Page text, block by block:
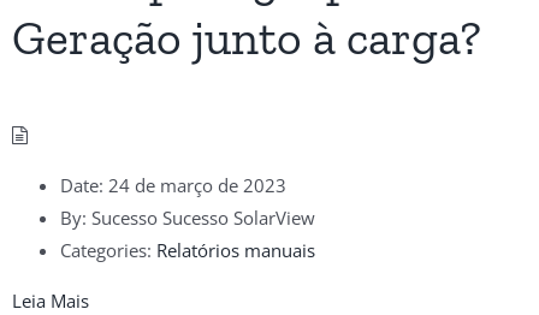
Geração junto à carga?
Date: 24 de março de 2023
By: Sucesso Sucesso SolarView
Categories: Relatórios manuais
Leia Mais